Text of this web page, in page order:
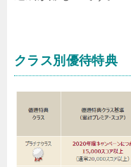
クラス別優待特典